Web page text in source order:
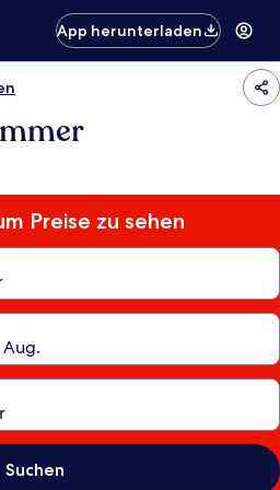
App herunterladen
Preise zu sehen
Suchen